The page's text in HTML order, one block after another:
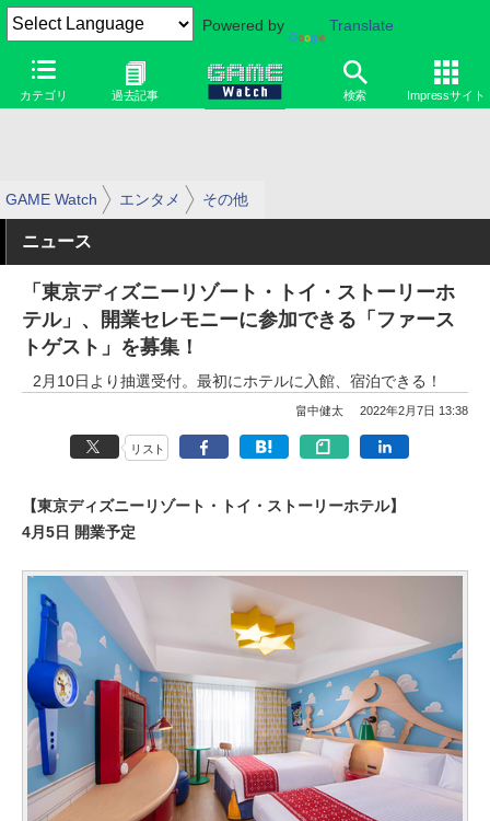
Powered by Translate
カテゴリ 過去記事 検索 Impressサイト
GAME Watch エンタメ その他
ニュース
「東京ディズニーリゾート・トイ・ストーリーホ
テル」、開業セレモニーに参加できる「ファース
トゲスト」を募集！
2月10日より抽選受付。最初にホテルに入館、宿泊できる！
畠中健太 2022年2月7日 13:38
リスト
【東京ディズニーリゾート・トイ・ストーリーホテル】
4月5日 開業予定